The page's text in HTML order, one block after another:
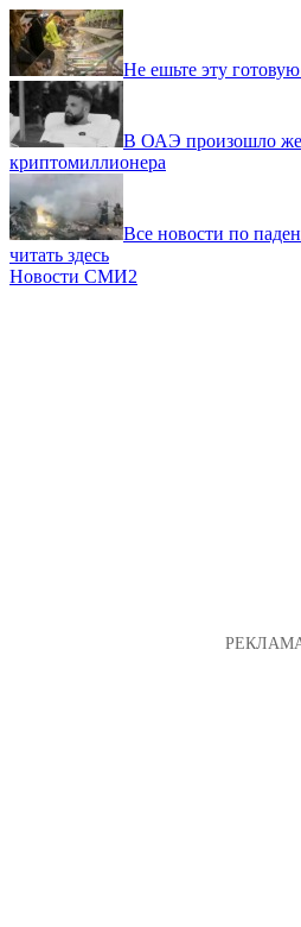
Не ешьте эту
В ОАЭ произошло
криптомиллионера
Все новости по
читать здесь
Новости СМИ2